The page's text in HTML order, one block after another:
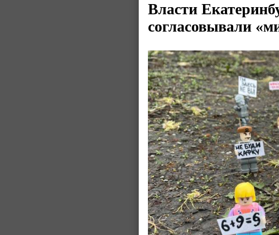
Власти
согласовывали